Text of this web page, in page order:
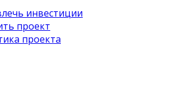
инвестиции
проект
проекта